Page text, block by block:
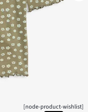
[node-product-wishlist]